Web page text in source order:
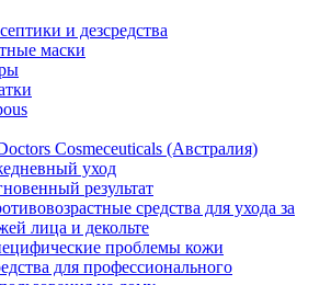
и дезсредства
маски
Cosmeceuticals (Австралия)
уход
результат
средства для ухода за
лица и декольте
проблемы кожи
для профессионального